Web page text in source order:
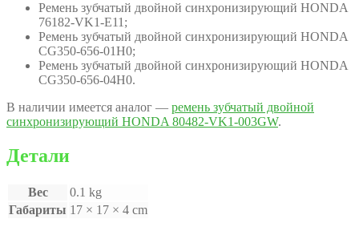
Ремень зубчатый двойной синхронизирующий HONDA
76182-VK1-E11;
Ремень зубчатый двойной синхронизирующий HONDA
CG350-656-01H0;
Ремень зубчатый двойной синхронизирующий HONDA
CG350-656-04H0.
В наличии имеется аналог — ремень зубчатый двойной
синхронизирующий HONDA 80482-VK1-003GW.
Детали
Вес
0.1 kg
Габариты 17 × 17 × 4 cm